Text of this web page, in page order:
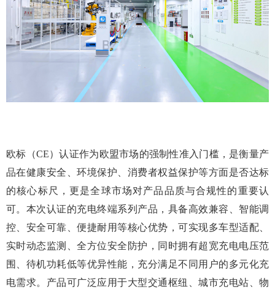
欧标（CE）认证作为欧盟市场的强制性准入门槛，是衡量产
品在健康安全、环境保护、消费者权益保护等方面是否达标
的核心标尺，更是全球市场对产品品质与合规性的重要认
可。本次认证的充电终端系列产品，具备高效兼容、智能调
控、安全可靠、便捷耐用等核心优势，可实现多车型适配、
实时动态监测、全方位安全防护，同时拥有超宽充电电压范
围、待机功耗低等优异性能，充分满足不同用户的多元化充
电需求。产品可广泛应用于大型交通枢纽、城市充电站、物